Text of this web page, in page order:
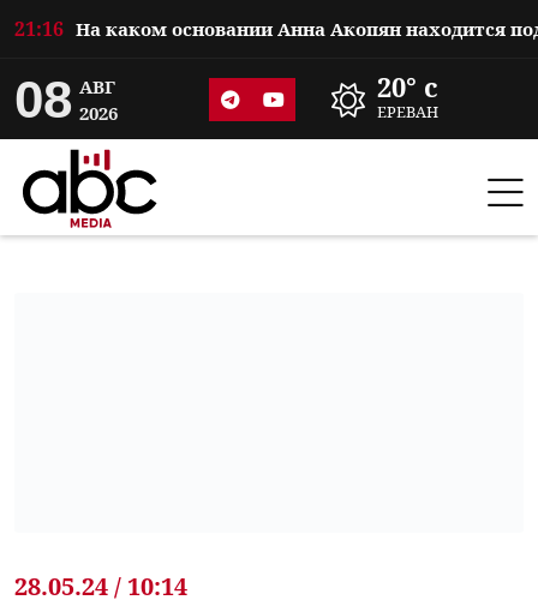
21:16
08 АВГ
2026
20° c
ЕРЕВАН
28.05.24 / 10:14